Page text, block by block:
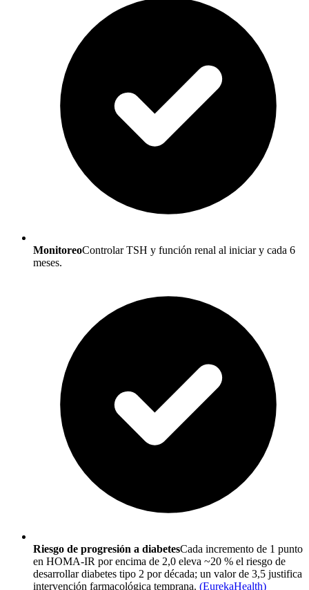
MonitoreoControlar TSH y función renal al iniciar y cada 6
meses.
Riesgo de progresión a diabetesCada incremento de 1 punto
en HOMA-IR por encima de 2,0 eleva ~20 % el riesgo de
desarrollar diabetes tipo 2 por década; un valor de 3,5 justifica
intervención farmacológica temprana. (EurekaHealth)